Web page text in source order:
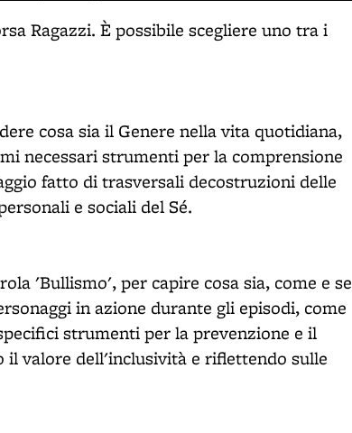
Ragazzi. È possibile scegliere uno tra i
cosa sia il Genere nella vita quotidiana,
necessari strumenti per la comprensione
fatto di tra­sversali decostruzioni delle
e sociali del Sé.
'Bullismo', per capire cosa sia, come e se
in azione durante gli episodi, come
strumen­ti per la prevenzione e il
il valore dell'inclusività e riflettendo sulle